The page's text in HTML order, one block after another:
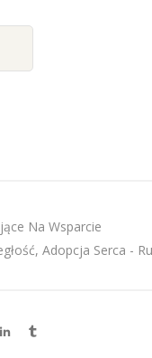
Na Wsparcie
, Adopcja Serca -